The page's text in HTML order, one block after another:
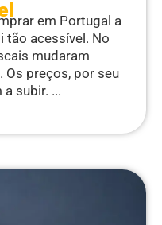
em Portugal a
tão acessível. No
mudaram
preços, por seu
subir. ...